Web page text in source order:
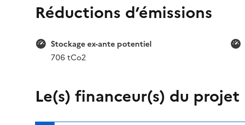
Réductions d’émissions
Stockage ex-ante potentiel
706 tCo2
Le(s) financeur(s) du projet